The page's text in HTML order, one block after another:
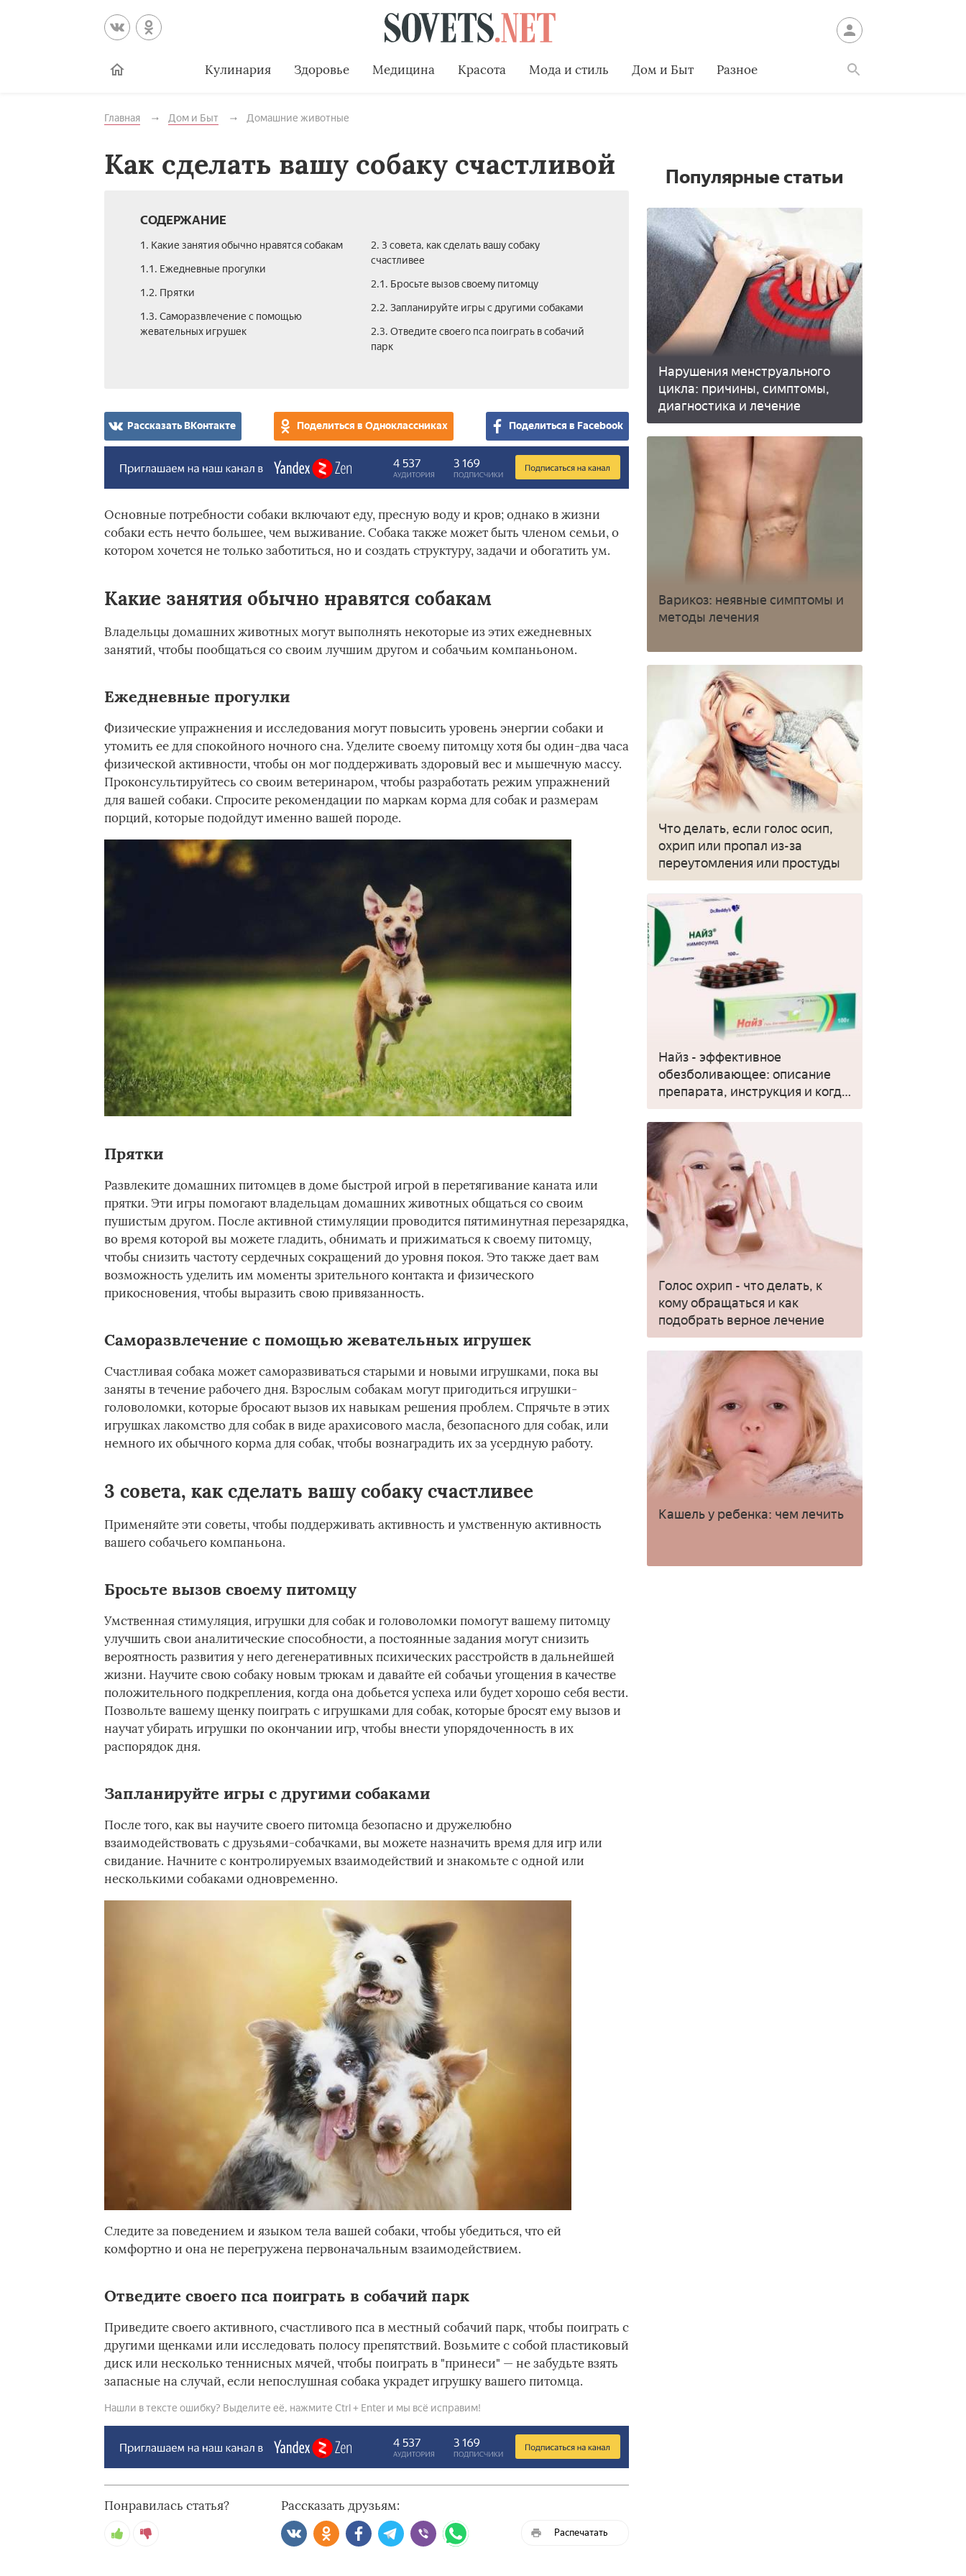
Кулинария Здоровье Медицина Красота Мода и стиль Дом и Быт Разное
Главная Дом и Быт Домашние животные
Как сделать вашу собаку счастливой
СОДЕРЖАНИЕ
1. Какие занятия обычно нравятся собакам
1.1. Ежедневные прогулки
1.2. Прятки
1.3. Саморазвлечение с помощью
жевательных игрушек
2. 3 совета, как сделать вашу собаку
счастливее
2.1. Бросьте вызов своему питомцу
2.2. Запланируйте игры с другими собаками
2.3. Отведите своего пса поиграть в собачий
парк
Рассказать ВКонтакте Поделиться в Одноклассниках Поделиться в Facebook
Основные потребности собаки включают еду, пресную воду и кров; однако в жизни
собаки есть нечто большее, чем выживание. Собака также может быть членом семьи, о
котором хочется не только заботиться, но и создать структуру, задачи и обогатить ум.
Какие занятия обычно нравятся собакам
Владельцы домашних животных могут выполнять некоторые из этих ежедневных
занятий, чтобы пообщаться со своим лучшим другом и собачьим компаньоном.
Ежедневные прогулки
Физические упражнения и исследования могут повысить уровень энергии собаки и
утомить ее для спокойного ночного сна. Уделите своему питомцу хотя бы один-два часа
физической активности, чтобы он мог поддерживать здоровый вес и мышечную массу.
Проконсультируйтесь со своим ветеринаром, чтобы разработать режим упражнений
для вашей собаки. Спросите рекомендации по маркам корма для собак и размерам
порций, которые подойдут именно вашей породе.
Прятки
Развлеките домашних питомцев в доме быстрой игрой в перетягивание каната или
прятки. Эти игры помогают владельцам домашних животных общаться со своим
пушистым другом. После активной стимуляции проводится пятиминутная перезарядка,
во время которой вы можете гладить, обнимать и прижиматься к своему питомцу,
чтобы снизить частоту сердечных сокращений до уровня покоя. Это также дает вам
возможность уделить им моменты зрительного контакта и физического
прикосновения, чтобы выразить свою привязанность.
Саморазвлечение с помощью жевательных игрушек
Счастливая собака может саморазвиваться старыми и новыми игрушками, пока вы
заняты в течение рабочего дня. Взрослым собакам могут пригодиться игрушки-
головоломки, которые бросают вызов их навыкам решения проблем. Спрячьте в этих
игрушках лакомство для собак в виде арахисового масла, безопасного для собак, или
немного их обычного корма для собак, чтобы вознаградить их за усердную работу.
3 совета, как сделать вашу собаку счастливее
Применяйте эти советы, чтобы поддерживать активность и умственную активность
вашего собачьего компаньона.
Бросьте вызов своему питомцу
Умственная стимуляция, игрушки для собак и головоломки помогут вашему питомцу
улучшить свои аналитические способности, а постоянные задания могут снизить
вероятность развития у него дегенеративных психических расстройств в дальнейшей
жизни. Научите свою собаку новым трюкам и давайте ей собачьи угощения в качестве
положительного подкрепления, когда она добьется успеха или будет хорошо себя вести.
Позвольте вашему щенку поиграть с игрушками для собак, которые бросят ему вызов и
научат убирать игрушки по окончании игр, чтобы внести упорядоченность в их
распорядок дня.
Запланируйте игры с другими собаками
После того, как вы научите своего питомца безопасно и дружелюбно
взаимодействовать с друзьями-собачками, вы можете назначить время для игр или
свидание. Начните с контролируемых взаимодействий и знакомьте с одной или
несколькими собаками одновременно.
Следите за поведением и языком тела вашей собаки, чтобы убедиться, что ей
комфортно и она не перегружена первоначальным взаимодействием.
Отведите своего пса поиграть в собачий парк
Приведите своего активного, счастливого пса в местный собачий парк, чтобы поиграть с
другими щенками или исследовать полосу препятствий. Возьмите с собой пластиковый
диск или несколько теннисных мячей, чтобы поиграть в "принеси" — не забудьте взять
запасные на случай, если непослушная собака украдет игрушку вашего питомца.
Нашли в тексте ошибку? Выделите её, нажмите Ctrl + Enter и мы всё исправим!
Понравилась статья? Рассказать друзьям:
Распечатать
Популярные статьи
Нарушения менструального
цикла: причины, симптомы,
диагностика и лечение
Варикоз: неявные симптомы и
методы лечения
Что делать, если голос осип,
охрип или пропал из-за
переутомления или простуды
Найз - эффективное
обезболивающее: описание
препарата, инструкция и когда
применять
Голос охрип - что делать, к
кому обращаться и как
подобрать верное лечение
Кашель у ребенка: чем лечить